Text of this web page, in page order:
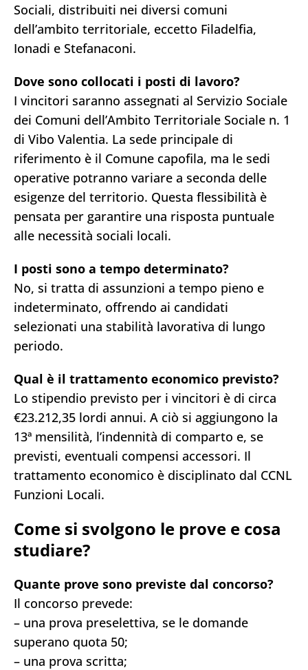
Sociali, distribuiti nei diversi comuni
dell’ambito territoriale, eccetto Filadelfia,
Ionadi e Stefanaconi.
Dove sono collocati i posti di lavoro?
I vincitori saranno assegnati al Servizio Sociale
dei Comuni dell’Ambito Territoriale Sociale n. 1
di Vibo Valentia. La sede principale di
riferimento è il Comune capofila, ma le sedi
operative potranno variare a seconda delle
esigenze del territorio. Questa flessibilità è
pensata per garantire una risposta puntuale
alle necessità sociali locali.
I posti sono a tempo determinato?
No, si tratta di assunzioni a tempo pieno e
indeterminato, offrendo ai candidati
selezionati una stabilità lavorativa di lungo
periodo.
Qual è il trattamento economico previsto?
Lo stipendio previsto per i vincitori è di circa
€23.212,35 lordi annui. A ciò si aggiungono la
13ª mensilità, l’indennità di comparto e, se
previsti, eventuali compensi accessori. Il
trattamento economico è disciplinato dal CCNL
Funzioni Locali.
Come si svolgono le prove e cosa
studiare?
Quante prove sono previste dal concorso?
Il concorso prevede:
– una prova preselettiva, se le domande
superano quota 50;
– una prova scritta;